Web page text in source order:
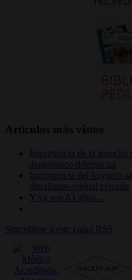
Artículos más vistos
Importancia de la mancha
diagnóstico diferencial
Importancia del hoyuelo
disrafismo espinal cerrado
Y ya son 63 años…
Suscribirse a este canal RSS